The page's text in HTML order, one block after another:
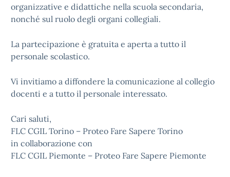
organizzative e didattiche nella scuola secondaria,
nonché sul ruolo degli organi collegiali.
La partecipazione è gratuita e aperta a tutto il
personale scolastico.
Vi invitiamo a diffondere la comunicazione al collegio
docenti e a tutto il personale interessato.
Cari saluti,
FLC CGIL Torino – Proteo Fare Sapere Torino
in collaborazione con
FLC CGIL Piemonte – Proteo Fare Sapere Piemonte